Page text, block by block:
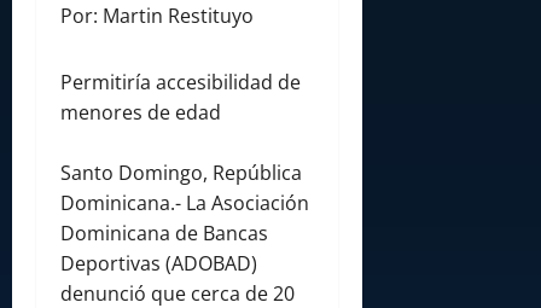
Por: Martin Restituyo
Permitiría accesibilidad de
menores de edad
Santo Domingo, República
Dominicana.- La Asociación
Dominicana de Bancas
Deportivas (ADOBAD)
denunció que cerca de 20